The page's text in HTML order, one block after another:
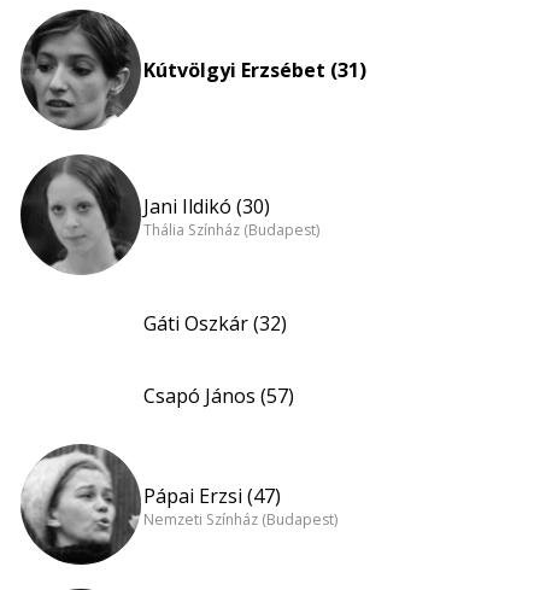
Kútvölgyi Erzsébet (31)
Jani Ildikó (30)
Thália Színház (Budapest)
Gáti Oszkár (32)
Csapó János (57)
Pápai Erzsi (47)
Nemzeti Színház (Budapest)